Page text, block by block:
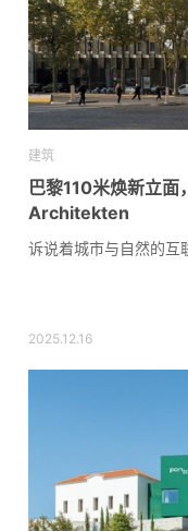
建筑
巴黎110米焕新立
Architekten
诉说着城市与自然的互
2025.12.16